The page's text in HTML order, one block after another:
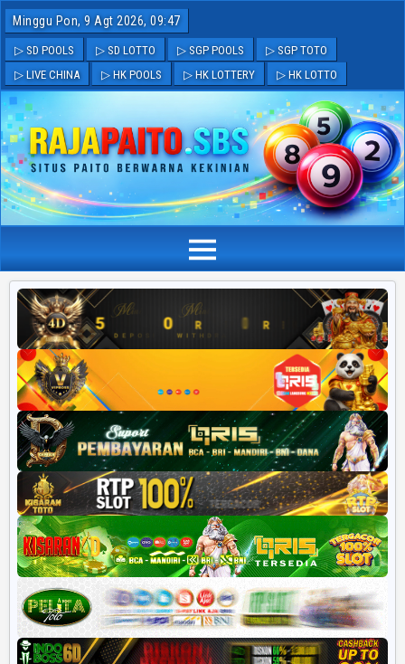
Minggu Pon, 9 Agt 2026, 09:47
▷ SD POOLS ▷ SD LOTTO ▷ SGP POOLS
▷ SGP TOTO
▷ LIVE CHINA
▷ HK POOLS ▷ HK LOTTERY ▷ HK LOTTO